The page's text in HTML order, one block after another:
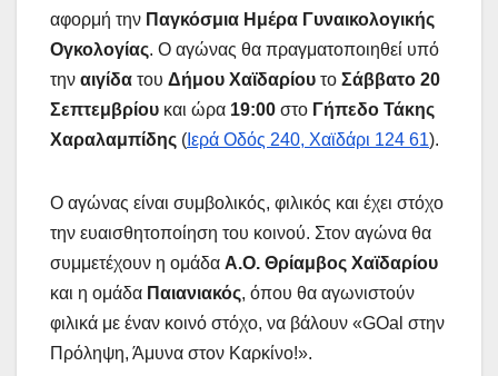
αφορμή την Παγκόσμια Ημέρα Γυναικολογικής
Ογκολογίας. Ο αγώνας θα πραγματοποιηθεί υπό
την αιγίδα του Δήμου Χαϊδαρίου το Σάββατο 20
Σεπτεμβρίου και ώρα 19:00 στο Γήπεδο Τάκης
Χαραλαμπίδης ( Ιερά Οδός 240, Χαϊδάρι 124 61).
Ο αγώνας είναι συμβολικός, φιλικός και έχει στόχο
την ευαισθητοποίηση του κοινού. Στον αγώνα θα
συμμετέχουν η ομάδα Α.Ο. Θρίαμβος Χαϊδαρίου
και η ομάδα Παιανιακός, όπου θα αγωνιστούν
φιλικά με έναν κοινό στόχο, να βάλουν «GΟal στην
Πρόληψη, Άμυνα στον Καρκίνο!».